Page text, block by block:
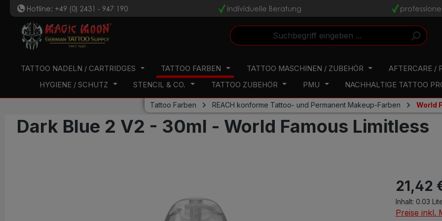
Hauptinhalt springen
Zur Suche springen
Zur Hauptnavigation springen
tHotline: +49 (0) 2431 - 947 190 vindividuelle Beratung v
TATTOO NADELN / CARTRIDGES TATTOO FARBEN TATTOO MASCHINEN / ZUBEHÖR AFTERCARE /
HYGIENE / SCHUTZ
STENCIL & CO. TATTOO ZUBEHÖR PMU NACHHALTIGE TATTOO
Tattoo Farben REACH konforme Tattoo- und Permanent Makeup-Farben World
Dark Blue 2 V2 - 30ml - World Famous Limitless
21,42
Inhalt: 0.03
Preise inkl.